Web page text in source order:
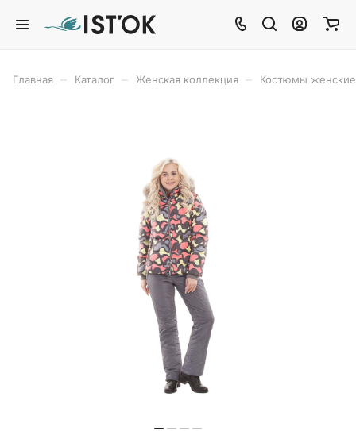
Главная Каталог Женская коллекция Костюмы